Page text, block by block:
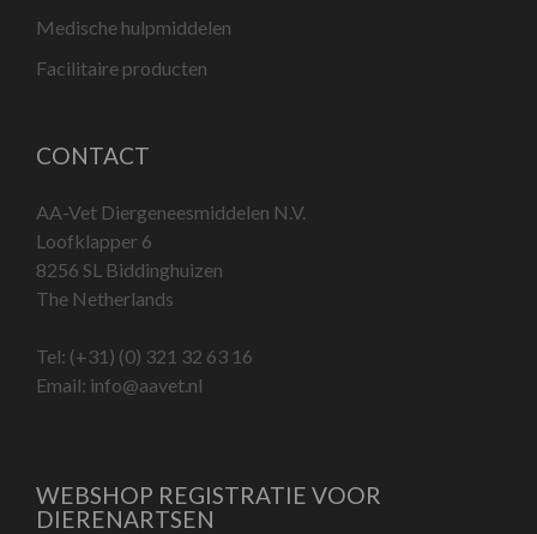
Medische hulpmiddelen
Facilitaire producten
CONTACT
AA-Vet Diergeneesmiddelen N.V.
Loofklapper 6
8256 SL Biddinghuizen
The Netherlands
Tel: (+31) (0) 321 32 63 16
Email: info@aavet.nl
WEBSHOP REGISTRATIE VOOR
DIERENARTSEN